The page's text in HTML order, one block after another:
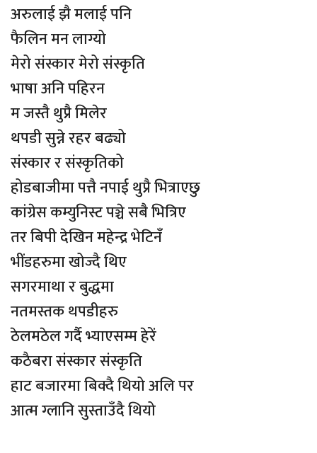
अरुलाई झै मलाई पनि
फैलिन मन लाग्यो
मेरो संस्कार मेरो संस्कृति
भाषा अनि पहिरन
म जस्तै थुप्रै मिलेर
थपडी सुन्ने रहर बढ्यो
संस्कार र संस्कृतिको
होडबाजीमा पत्तै नपाई थुप्रै भित्राएछु
कांग्रेस कम्युनिस्ट पञ्चे सबै भित्रिए
तर बिपी देखिन महेन्द्र भेटिनँ
भींडहरुमा खोज्दै थिए
सगरमाथा र बुद्धमा
नतमस्तक थपडीहरु
ठेलमठेल गर्दै भ्याएसम्म हेरें
कठैबरा संस्कार संस्कृति
हाट बजारमा बिक्दै थियो अलि पर
आत्म ग्लानि सुस्ताउँदै थियो